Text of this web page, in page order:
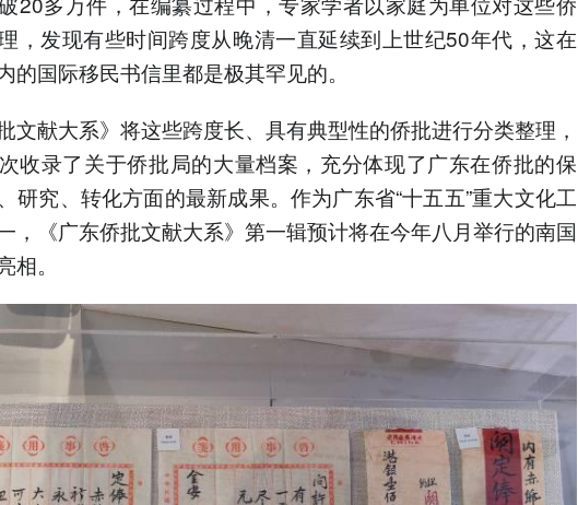
，发现有些时间跨度从晚清一直延续到上世纪50年代，这在
的国际移民书信里都是极其罕见的。
文献大系》将这些跨度长、具有典型性的侨批进行分类整理，
收录了关于侨批局的大量档案，充分体现了广东在侨批的保
研究、转化方面的最新成果。作为广东省“十五五”重大文化工
，《广东侨批文献大系》第一辑预计将在今年八月举行的南国
相。